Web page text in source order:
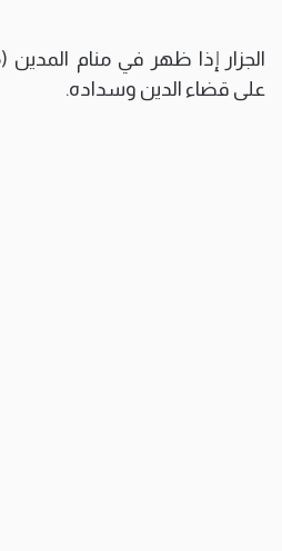
الجزار إذا ظهر في منام
على قضاء الدين وسداده.